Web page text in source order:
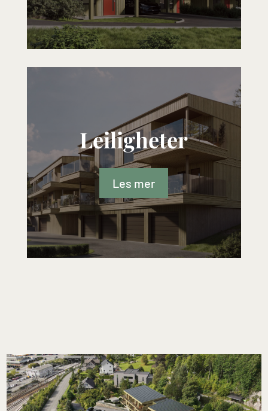
Leiligheter
Les mer